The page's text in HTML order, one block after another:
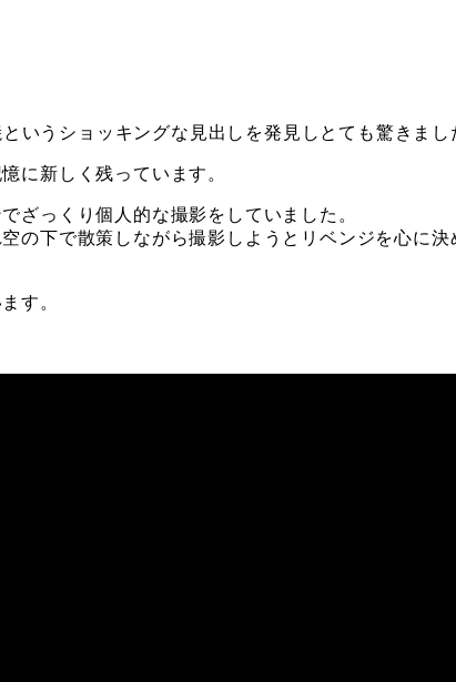
いうショッキングな見出しを発見しとても驚きまし
に新しく残っています。
ざっくり個人的な撮影をしていました。
の下で散策しながら撮影しようとリベンジを心に
す。